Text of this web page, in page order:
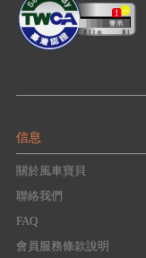
信息
關於風車寶貝
聯絡我們
FAQ
會員服務條款說明